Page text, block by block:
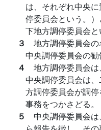
は、それぞれ中央
停委員会という。
下地方調停委員会と
３ 地方調停委員会の
中央調停委員会の勧
４ 地方調停委員会は
中央調停委員会は
方調停委員会が調
事務をつかさどる。
５ 中央調停委員会